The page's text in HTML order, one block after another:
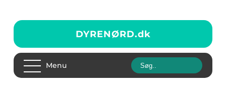
DYRENØRD.dk
Menu